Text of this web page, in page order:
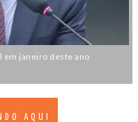
em janeiro deste ano
AQUI